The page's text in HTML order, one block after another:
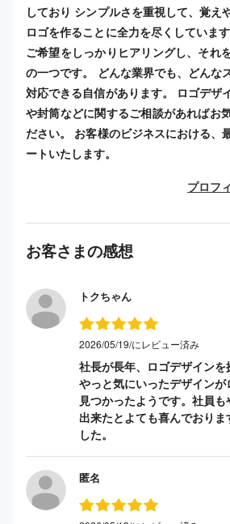
しており シンプルさを重視して、覚え
ロゴを作ることに全力を尽くしていま
ご希望をしっかりヒアリングし、それ
の一つです。 どんな業界でも、どんな
対応できる自信があります。 ロゴデザ
や封筒などに関するご相談があればお
ださい。 お客様のビジネスにおける、
ートいたします。
プロフ
お客さまの感想
トクちゃん
2026/05/19/にレビュー済み
社長が長年、ロゴデザインを
やっと気にいったデザイン
見つかったようです。社員
出来たとよても喜んでおりま
した。
匿名